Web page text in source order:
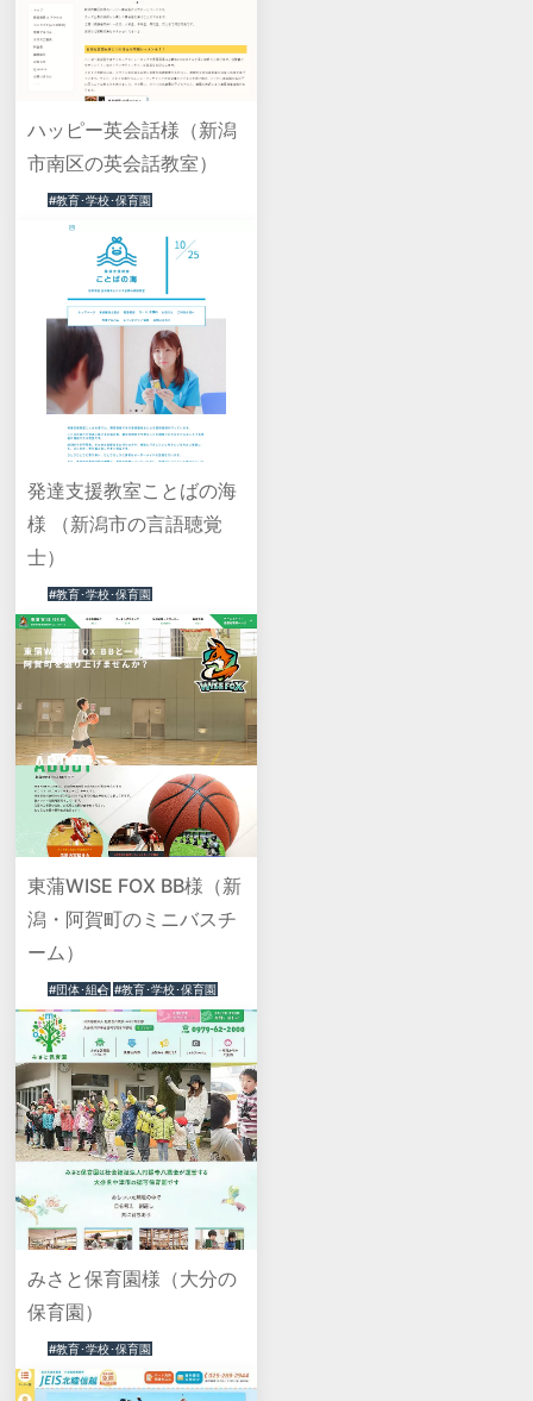
ハッピー英会話様（新潟
市南区の英会話教室）
#教育･学校･保育園
発達支援教室ことばの海
様 （新潟市の言語聴覚
士）
#教育･学校･保育園
東蒲WISE FOX BB様（新
潟・阿賀町のミニバスチ
ーム）
#団体･組合 #教育･学校･保育園
みさと保育園様（大分の
保育園）
#教育･学校･保育園